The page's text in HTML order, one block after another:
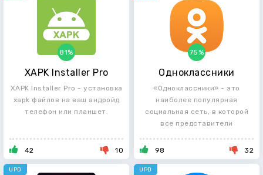
XAPK Installer Pro
81%
XAPK Installer Pro - установка
xapk файлов на ваш андройд
телефон или планшет.
42 10
Одноклассники
75%
«Одноклассники» - это
наиболее популярная
социальная сеть, в которой
все представители
98
32
UPD UPD